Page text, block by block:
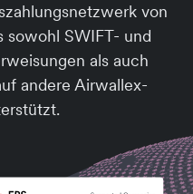
von
SWIFT- und
als auch
andere Airwallex-